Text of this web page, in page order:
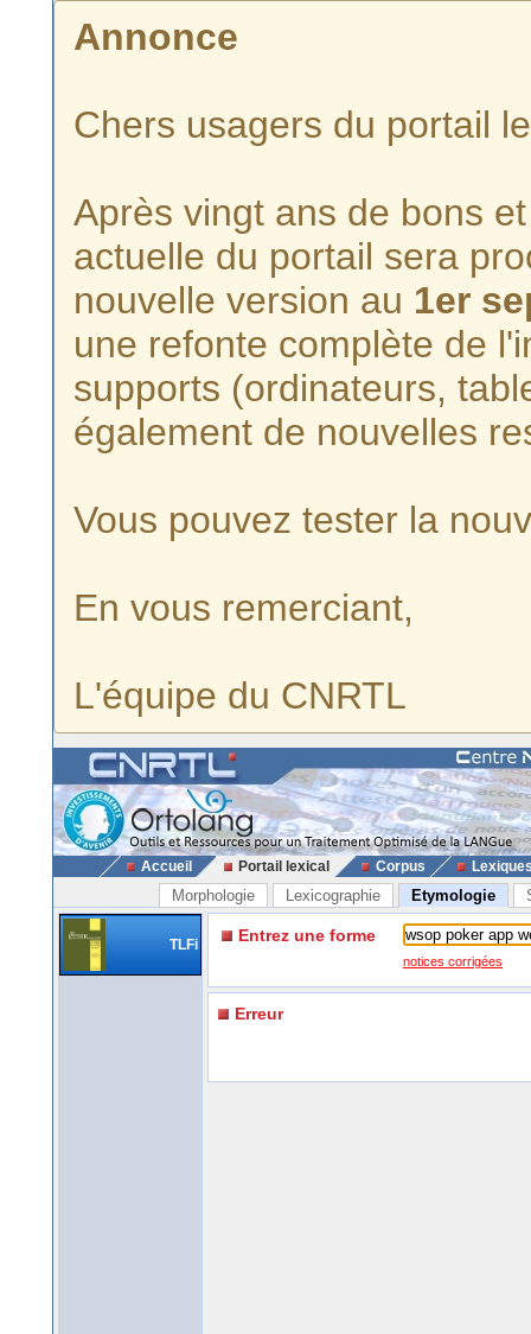
Annonce
Chers usagers du portail
Après vingt ans de bons
actuelle du portail sera
nouvelle version au 1er
une refonte complète de
supports (ordinateurs,
également de nouvelles
Vous pouvez tester la
En vous remerciant,
L'équipe du CNRTL
Accueil Portail lexical Corpus
Morphologie Lexicographie Etymologie
TLFi Entrez une forme
notices corrigées
Erreur